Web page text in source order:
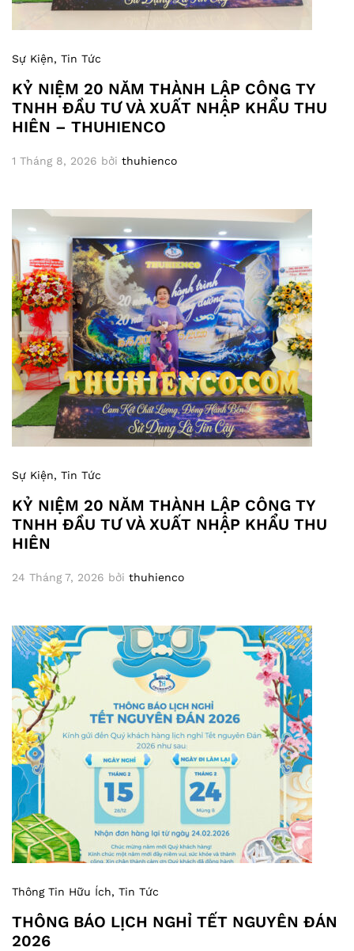
Sự Kiện, Tin Tức
KỶ NIỆM 20 NĂM THÀNH LẬP CÔNG TY
TNHH ĐẦU TƯ VÀ XUẤT NHẬP KHẨU THU
HIÊN – THUHIENCO
1 Tháng 8, 2026 bởi thuhienco
Sự Kiện, Tin Tức
KỶ NIỆM 20 NĂM THÀNH LẬP CÔNG TY
TNHH ĐẦU TƯ VÀ XUẤT NHẬP KHẨU THU
HIÊN
24 Tháng 7, 2026 bởi thuhienco
Thông Tin Hữu Ích, Tin Tức
THÔNG BÁO LỊCH NGHỈ TẾT NGUYÊN ĐÁN
2026